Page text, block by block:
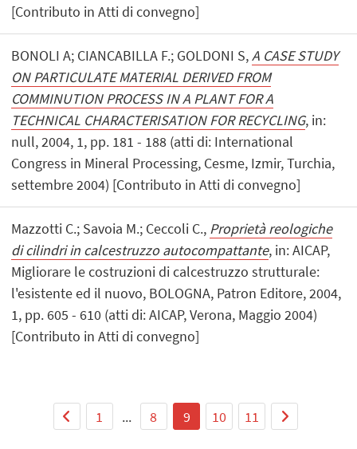
[Contributo in Atti di convegno]
BONOLI A; CIANCABILLA F.; GOLDONI S,A CASE STUDY
ON PARTICULATE MATERIAL DERIVED FROM
COMMINUTION PROCESS IN A PLANT FOR A
TECHNICAL CHARACTERISATION FOR RECYCLING, in:
null, 2004, 1, pp. 181 - 188 (atti di: International
Congress in Mineral Processing, Cesme, Izmir, Turchia,
settembre 2004) [Contributo in Atti di convegno]
Mazzotti C.; Savoia M.; Ceccoli C., Proprietà reologiche
di cilindri in calcestruzzo autocompattante, in: AICAP,
Migliorare le costruzioni di calcestruzzo strutturale:
l'esistente ed il nuovo, BOLOGNA, Patron Editore, 2004,
1, pp. 605 - 610 (atti di: AICAP, Verona, Maggio 2004)
[Contributo in Atti di convegno]
1 ... 8 9 10 11